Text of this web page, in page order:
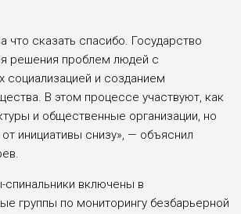
что сказать спасибо. Государство
решения проблем людей с
социализацией и созданием
В этом процессе участву­ют, как
и общественные организации, но
инициативы снизу», — объяснил
спинальники включены в
группы по мониторингу безбарьерной